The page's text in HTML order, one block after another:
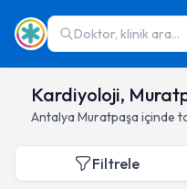
Doktor, klinik ara...
Kardiyoloji,
Antalya Muratpaşa içinde
Filtrele